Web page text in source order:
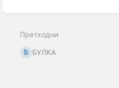
mode
Претходни
БУЛКА